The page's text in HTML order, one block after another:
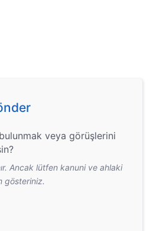
veya görüşlerini
Ancak lütfen kanuni ve ahlaki
gösteriniz.